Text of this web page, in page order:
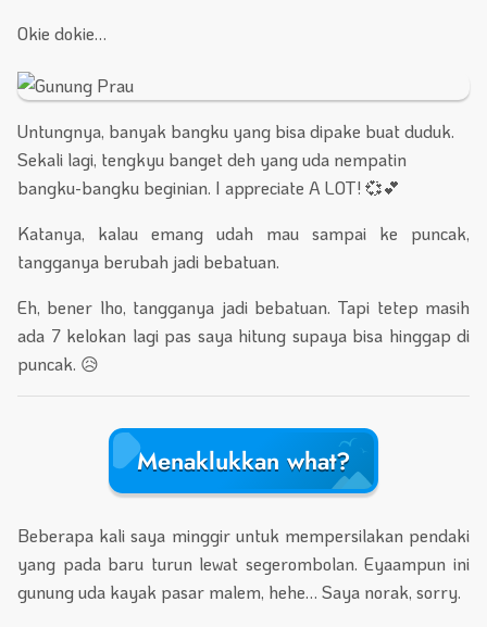
Okie dokie…
Untungnya, banyak bangku yang bisa dipake buat duduk.
Sekali lagi, tengkyu banget deh yang uda nempatin
bangku-bangku beginian. I appreciate A LOT! 💞💕
Katanya, kalau emang udah mau sampai ke puncak,
tangganya berubah jadi bebatuan.
Eh, bener lho, tangganya jadi bebatuan. Tapi tetep masih
ada 7 kelokan lagi pas saya hitung supaya bisa hinggap di
puncak. 😥
Menaklukkan what?
Beberapa kali saya minggir untuk mempersilakan pendaki
yang pada baru turun lewat segerombolan. Eyaampun ini
gunung uda kayak pasar malem, hehe… Saya norak, sorry.